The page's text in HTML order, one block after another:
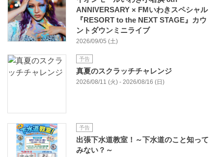
ANNIVERSARY × FMいわきスペシャル
『RESORT to the NEXT STAGE』カウ
ントダウンミニライブ
2026/09/05 (土)
予告
真夏のスクラッチチャレンジ
2026/08/11 (火) - 2026/08/16 (日)
予告
出張下水道教室！～下水道のこと知って
みない？～